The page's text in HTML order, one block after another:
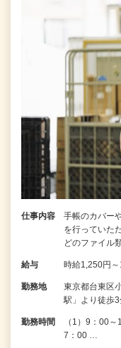
仕事内容
手帳のカバー
を行っていた
どのファイル
給与 時給1,250円～
勤務地
東京都台東区
駅」より徒歩3
勤務時間
（1）9：00
7：00 …